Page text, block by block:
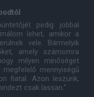
pedig jobbal
lehet, amikor a
vele. Bármelyik
amely számomra
milyen minőséget
mennyiségű
fiatal. Azon leszünk,
csak lassan."